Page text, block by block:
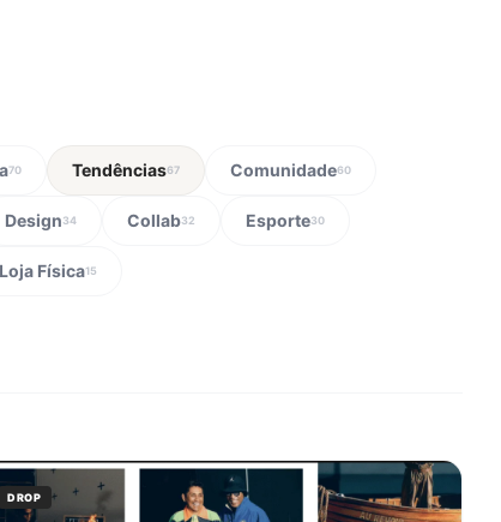
70 Tendências67 Comunidade60
Design34 Collab32 Esporte30
Loja Física15
DROP